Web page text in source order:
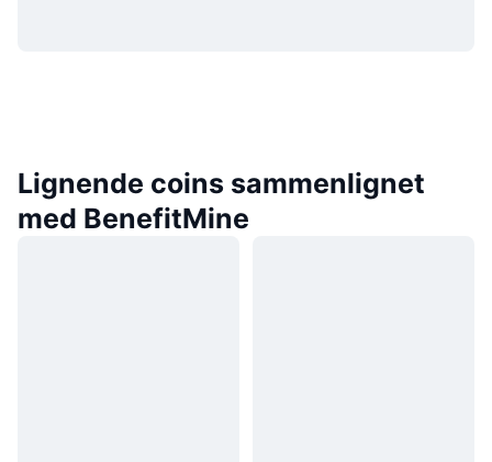
Lignende coins sammenlignet
med BenefitMine